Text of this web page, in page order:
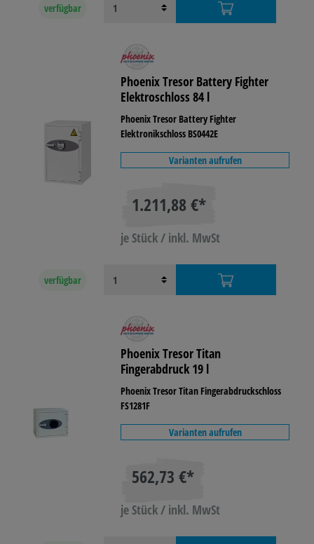
verfügbar
Phoenix Tresor Battery Fighter
Elektroschloss 84 l
Phoenix Tresor Battery Fighter
Elektronikschloss BS0442E
Varianten aufrufen
1.211,88 €*
je Stück / inkl. MwSt
verfügbar
Phoenix Tresor Titan
Fingerabdruck 19 l
Phoenix Tresor Titan Fingerabdruckschloss
FS1281F
Varianten aufrufen
562,73 €*
je Stück / inkl. MwSt